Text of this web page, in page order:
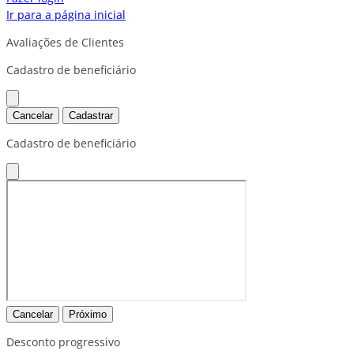
Ir para a página inicial
Avaliações de Clientes
Cadastro de beneficiário
Cancelar Cadastrar
Cadastro de beneficiário
Cancelar Próximo
Desconto progressivo